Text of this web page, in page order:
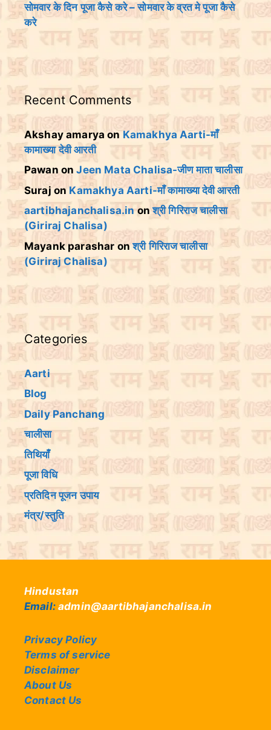
सोमवार के दिन पूजा कैसे करे – सोमवार के व्रत मे पूजा कैसे
करे
Recent Comments
Akshay amarya onKamakhya Aarti-माँ
कामाख्या देवी आरती
Pawan onJeen Mata Chalisa-जीण माता चालीसा
SurajonKamakhya Aarti-माँ कामाख्या देवी आरती
aartibhajanchalisa.in onश्री गिरिराज चालीसा
(Giriraj Chalisa)
Mayank parashar onश्री गिरिराज चालीसा
(Giriraj Chalisa)
Categories
Aarti
Blog
Daily Panchang
चालीसा
तिथियांँ
पूजा विधि
प्रतिदिन पूजन उपाय
मंत्र/स्तुति
Hindustan
Email: admin@aartibhajanchalisa.in
Privacy Policy
Terms of service
Disclaimer
About Us
Contact Us